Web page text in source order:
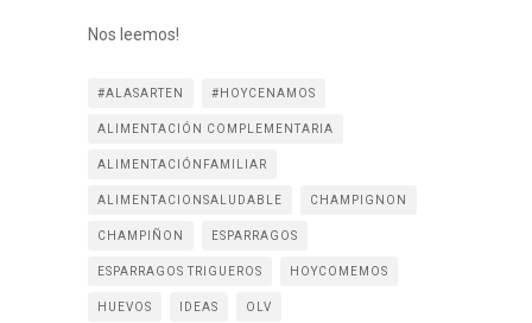
Nos leemos!
#ALASARTEN #HOYCENAMOS
ALIMENTACIÓN COMPLEMENTARIA
ALIMENTACIÓNFAMILIAR
ALIMENTACIONSALUDABLE CHAMPIGNON
CHAMPIÑON ESPARRAGOS
ESPARRAGOS TRIGUEROS HOYCOMEMOS
HUEVOS IDEAS OLV